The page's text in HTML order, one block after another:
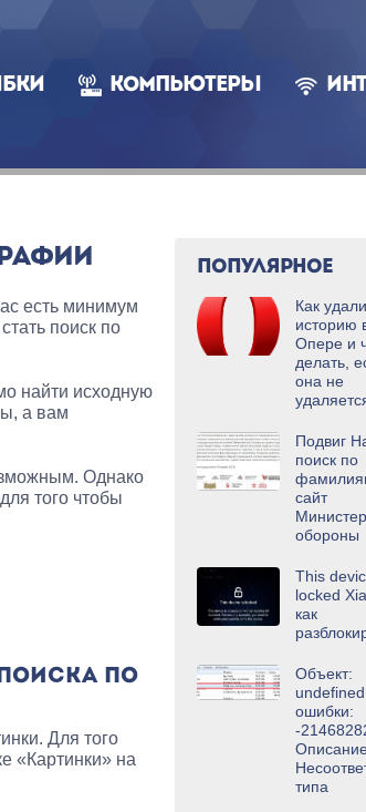
КОМПЬЮТЕРЫ
есть минимум
поиск по
найти исходную
а вам
Однако
того чтобы
ПО
Для того
«Картинки» на
ПОПУЛЯРНОЕ
Как
историю
Опере и
делать,
она не
Подвиг
поиск по
сайт
обороны
This
locked
как
Объект:
ошибки:
-
типа